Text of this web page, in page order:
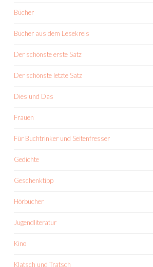
Bücher
Bücher aus dem Lesekreis
Der schönste erste Satz
Der schönste letzte Satz
Dies und Das
Frauen
Für Buchtrinker und Seitenfresser
Gedichte
Geschenktipp
Hörbücher
Jugendliteratur
Kino
Klatsch und Tratsch